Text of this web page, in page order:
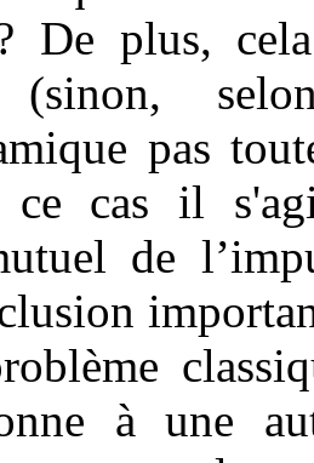
De plus,
(sinon,
pas
ce cas il
de
à une